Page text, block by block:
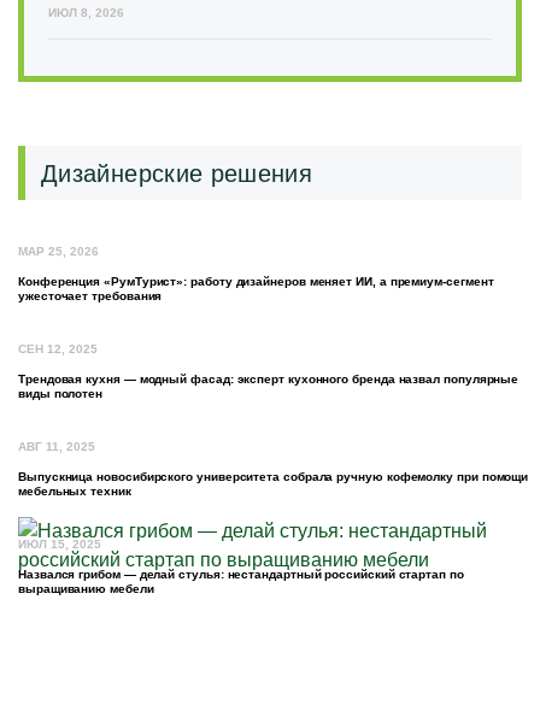
ИЮЛ 8, 2026
Дизайнерские решения
МАР 25, 2026
Конференция «РумТурист»: работу дизайнеров меняет ИИ, а премиум-сегмент
ужесточает требования
СЕН 12, 2025
Трендовая кухня — модный фасад: эксперт кухонного бренда назвал популярные
виды полотен
АВГ 11, 2025
Выпускница новосибирского университета собрала ручную кофемолку при помощи
мебельных техник
ИЮЛ 15, 2025
Назвался грибом — делай стулья: нестандартный российский стартап по
выращиванию мебели